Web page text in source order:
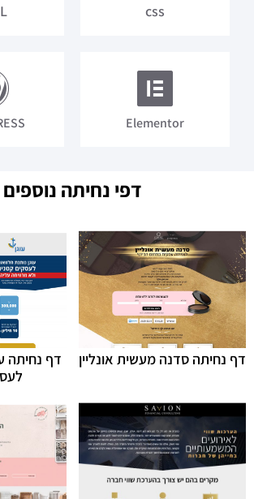
css
Elementor
דפי נחיתה נוספים
דף נחיתה סדנה מעשית אונליין
דף נחיתה